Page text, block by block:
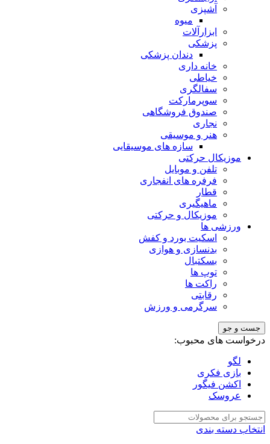
آشپزی
میوه
ابزارآلات
پزشکی
دندان پزشکی
خانه داری
خیاطی
سفالگری
سوپرمارکت
صندوق فروشگاهی
نجاری
هنر و موسیقی
سازه های موسیقایی
موزیکال حرکتی
تلفن و موبایل
فرفره های انفجاری
قطار
ماهیگیری
موزیکال و حرکتی
ورزشی ها
اسکیت بورد و کفش
بدنسازی و هوازی
بسکتبال
توپ ها
راکت ها
رقابتی
سرگرمی و ورزش
جست و جو
درخواست های محبوب:
لگو
بازی فکری
اکشن فیگور
عروسک
انتخاب دسته بندی